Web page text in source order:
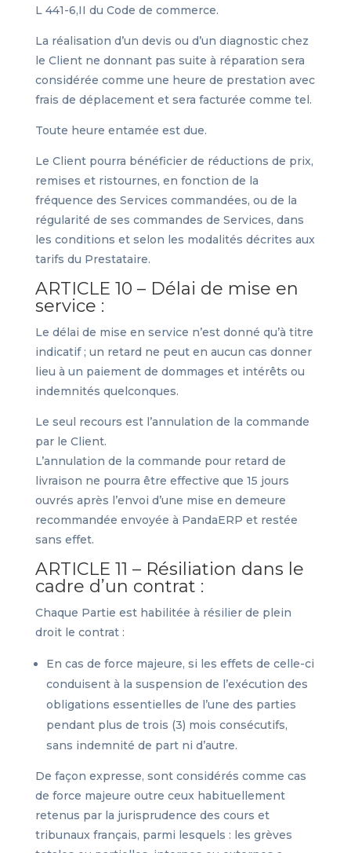
L 441-6,II du Code de commerce.
La réalisation d’un devis ou d’un diagnostic chez
le Client ne donnant pas suite à réparation sera
considérée comme une heure de prestation avec
frais de déplacement et sera facturée comme tel.
Toute heure entamée est due.
Le Client pourra bénéficier de réductions de prix,
remises et ristournes, en fonction de la
fréquence des Services commandées, ou de la
régularité de ses commandes de Services, dans
les conditions et selon les modalités décrites aux
tarifs du Prestataire.
ARTICLE 10 – Délai de mise en
service :
Le délai de mise en service n’est donné qu’à titre
indicatif ; un retard ne peut en aucun cas donner
lieu à un paiement de dommages et intérêts ou
indemnités quelconques.
Le seul recours est l’annulation de la commande
par le Client.
L’annulation de la commande pour retard de
livraison ne pourra être effective que 15 jours
ouvrés après l’envoi d’une mise en demeure
recommandée envoyée à PandaERP et restée
sans effet.
ARTICLE 11 – Résiliation dans le
cadre d’un contrat :
Chaque Partie est habilitée à résilier de plein
droit le contrat :
En cas de force majeure, si les effets de celle-ci
conduisent à la suspension de l’exécution des
obligations essentielles de l’une des parties
pendant plus de trois (3) mois consécutifs,
sans indemnité de part ni d’autre.
De façon expresse, sont considérés comme cas
de force majeure outre ceux habituellement
retenus par la jurisprudence des cours et
tribunaux français, parmi lesquels : les grèves